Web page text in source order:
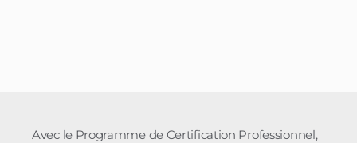
Avec le Programme de Certification Professionnel,